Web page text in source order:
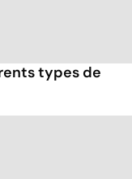
types de